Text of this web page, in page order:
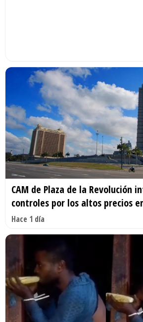
CAM de Plaza de la Revolución
controles por los altos precios
Hace 1 día